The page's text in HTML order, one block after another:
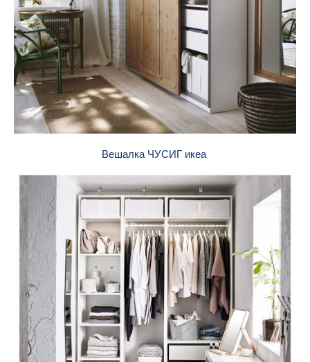
Вешалка ЧУСИГ икеа